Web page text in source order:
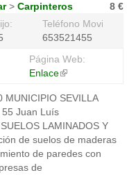
8 €
> Carpinteros
Teléfono Movil:
653521455
Página Web:
Enlace(link
external)
MUNICIPIO SEVILLA
Juan Luís
LAMINADOS Y
de suelos de maderas
de paredes con
de